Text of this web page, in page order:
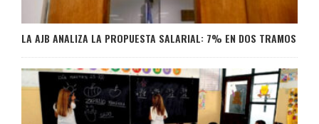
LA AJB ANALIZA LA PROPUESTA SALARIAL: 7% EN DOS TRAMOS